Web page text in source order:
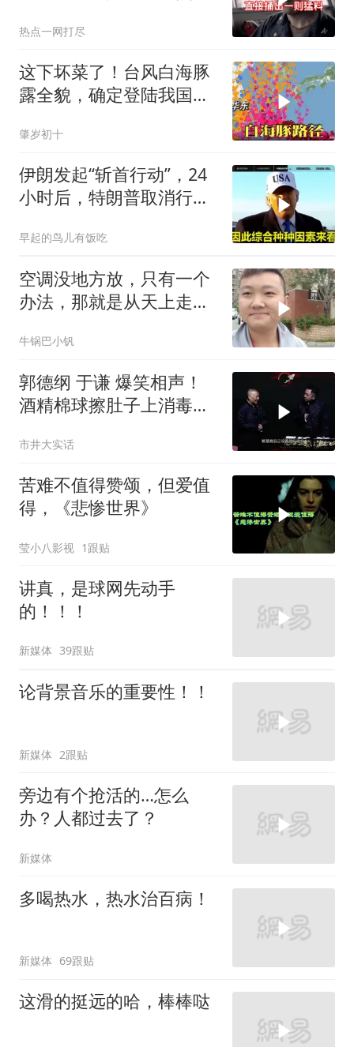
热点一网打尽
这下坏菜了！台风白海豚
露全貌，确定登陆我国沿
肇岁初十
伊朗发起“斩首行动”，24
小时后，特朗普取消行
早起的鸟儿有饭吃
空调没地方放，只有一个
办法，那就是从天上走，
牛锅巴小钒
郭德纲 于谦 爆笑相声！
酒精棉球擦肚子上消毒，
擦反了？
市井大实话
苦难不值得赞颂，但爱值
得，《悲惨世界》
莹小八影视 1跟贴
讲真，是球网先动手
的！！！
新媒体 39跟贴
论背景音乐的重要性！！
新媒体 2跟贴
旁边有个抢活的…怎么
办？人都过去了？
新媒体
多喝热水，热水治百病！
新媒体 69跟贴
这滑的挺远的哈，棒棒哒